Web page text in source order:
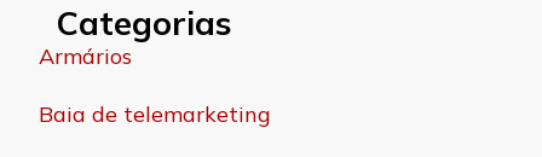
Categorias
Armários
Baia de telemarketing